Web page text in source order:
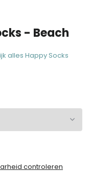
- Beach
alles Happy Socks
controleren